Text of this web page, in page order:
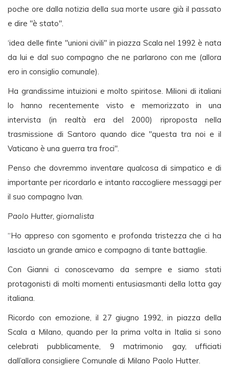
poche ore dalla notizia della sua morte usare già il passato
e dire "è stato".
‘idea delle finte "unioni civili" in piazza Scala nel 1992 è nata
da lui e dal suo compagno che ne parlarono con me (allora
ero in consiglio comunale).
Ha grandissime intuizioni e molto spiritose. Milioni di italiani
lo hanno recentemente visto e memorizzato in una
intervista (in realtà era del 2000) riproposta nella
trasmissione di Santoro quando dice "questa tra noi e il
Vaticano è una guerra tra froci".
Penso che dovremmo inventare qualcosa di simpatico e di
importante per ricordarlo e intanto raccogliere messaggi per
il suo compagno Ivan.
Paolo Hutter, giornalista
“Ho appreso con sgomento e profonda tristezza che ci ha
lasciato un grande amico e compagno di tante battaglie.
Con Gianni ci conoscevamo da sempre e siamo stati
protagonisti di molti momenti entusiasmanti della lotta gay
italiana.
Ricordo con emozione, il 27 giugno 1992, in piazza della
Scala a Milano, quando per la prima volta in Italia si sono
celebrati pubblicamente, 9 matrimonio gay, ufficiati
dall’allora consigliere Comunale di Milano Paolo Hutter.